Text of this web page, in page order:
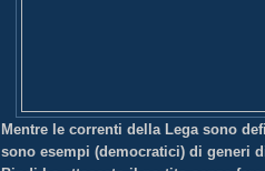
Mentre le correnti della Lega sono
sono esempi (democratici) di generi